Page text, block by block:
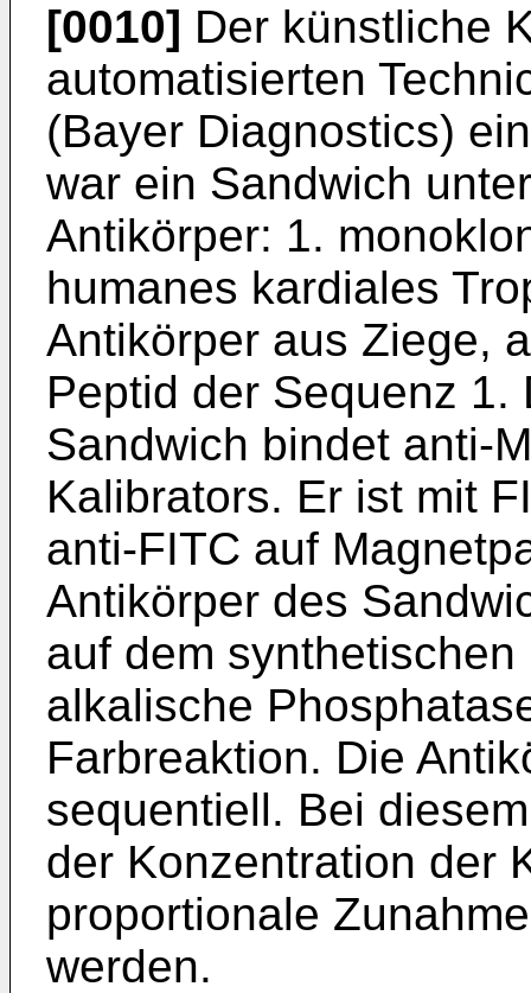
[0010] Der künstliche
automatisierten
(Bayer Diagnostics)
war ein Sandwich
Antikörper: 1.
humanes kardiales
Antikörper aus Ziege,
Peptid der Sequenz 1.
Sandwich bindet anti-
Kalibrators. Er ist mit
anti-FITC auf
Antikörper des
auf dem
alkalische
Farbreaktion. Die
sequentiell. Bei
der Konzentration der
proportionale
werden.